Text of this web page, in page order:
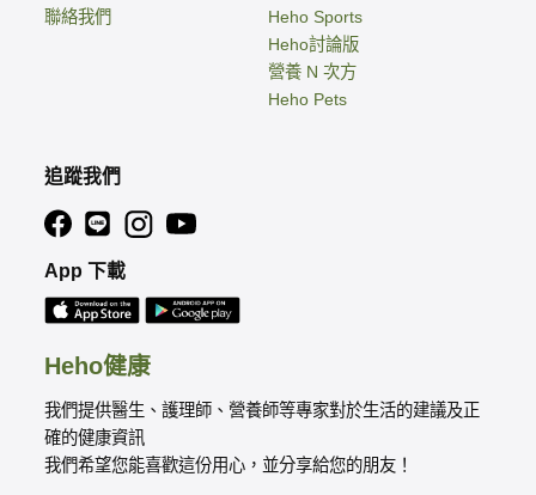
Heho健康
我們提供醫生、護理師、營養師等專家對於生活的建議及正
確的健康資訊
我們希望您能喜歡這份用心，並分享給您的朋友！
聯絡我們
Heho Sports
Heho討論版
營養 N 次方
Heho Pets
追蹤我們
App 下載